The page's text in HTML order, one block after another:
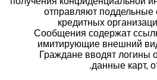
отправляют поддельные
кредитных
Сообщения содержат
имитирующие внешний
Граждане вводят логины
данные карт,